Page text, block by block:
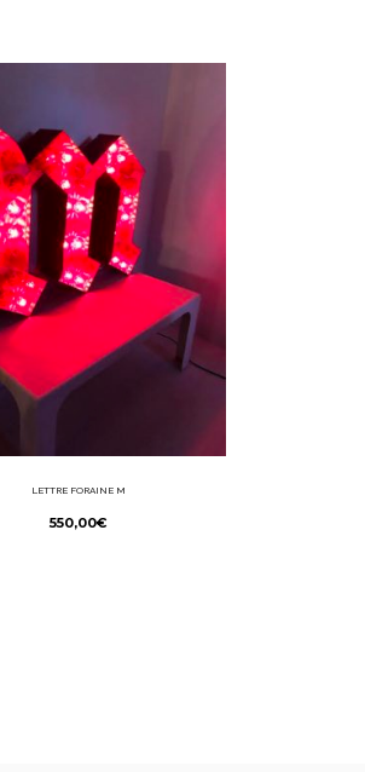
LETTRE FORAINE M
550,00€